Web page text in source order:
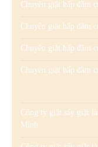
Chuyên giặt hấp đầm
Chuyên giặt hấp đầm
Chuyên giặt hấp đầm
Chuyên giặt hấp đầm
Công ty giặt sấy giặt
Minh